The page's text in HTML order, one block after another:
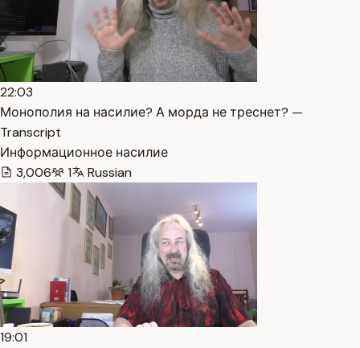
22:03
Монополия на насилие? А морда не треснет? —
Transcript
Информационное насилие
3,006
1 Russian
19:01